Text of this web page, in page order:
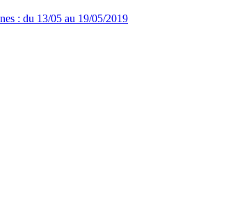
: du 13/05 au 19/05/2019